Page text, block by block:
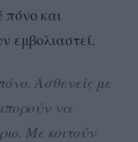
πόνο και
εμβολιαστεί.
Ασθενείς με
να
Με κοιτούν